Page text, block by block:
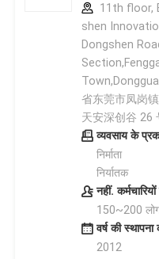
11th floor,
shen
Dongshen
省东莞市凤岗
天安深创谷 26
व्यवसाय के
निर्माता
निर्यातक
नहीं.
150~200
वर्ष की स्थापना
2012